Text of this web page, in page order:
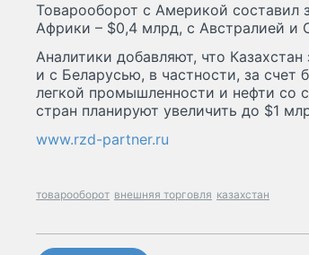
Товарооборот с Америкой составил
Африки – $0,4 млрд, с Австралией и
Аналитики добавляют, что
и с Беларусью, в частности, за счет
легкой промышленности и нефти со
стран планируют увеличить до $1
www.rzd-partner.ru
товарооборот внешняя торговля казахстан